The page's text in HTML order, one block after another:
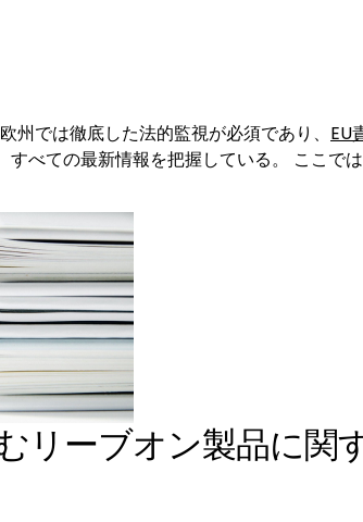
では徹底した法的監視が必須であり、 EU
べての最新情報を把握している。 ここでは
リーブオン製品に関